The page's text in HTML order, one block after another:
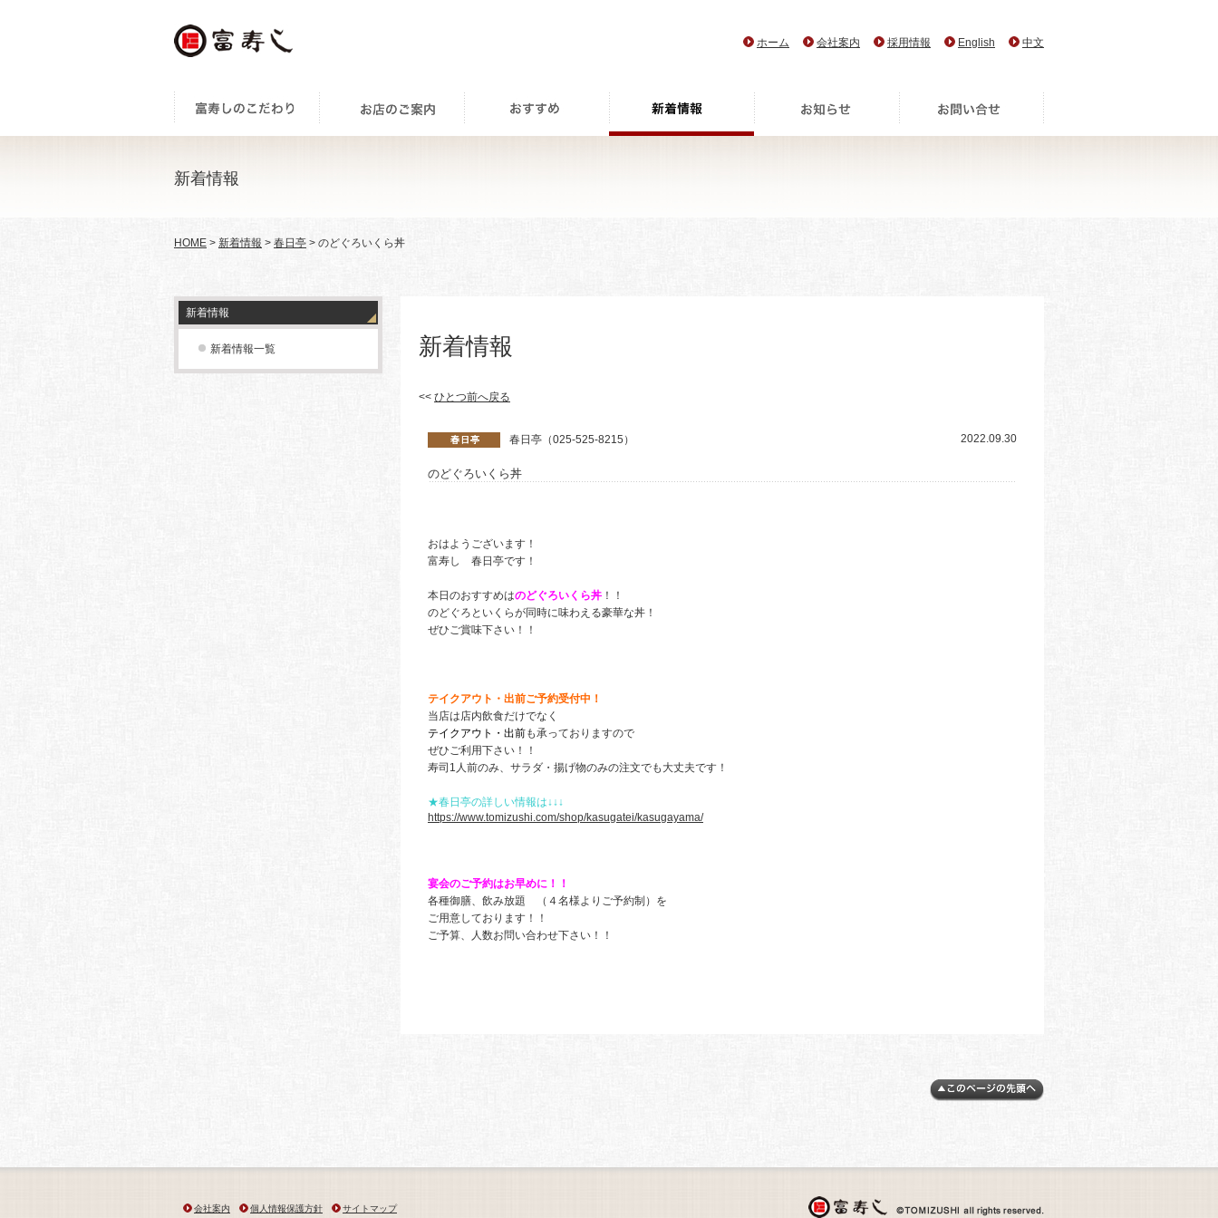
ホーム 会社案内 採用情報 English 中文
新着情報
HOME > 新着情報 > 春日亭 > のどぐろいくら丼
新着情報
新着情報一覧 新着情報
<< ひとつ前へ戻る
春日亭（025-525-8215） 2022.09.30
のどぐろいくら丼
おはようございます！
富寿し 春日亭です！
本日のおすすめはのどぐろいくら丼 ！！
のどぐろといくらが同時に味わえる豪華な丼！
ぜひご賞味下さい！！
テイクアウト・出前ご予約受付中！
当店は店内飲食だけでなく
テイクアウト・出前も承っておりますので
ぜひご利用下さい！！
寿司1人前のみ、サラダ・揚げ物のみの注文でも大丈夫です！
★春日亭の詳しい情報は↓↓↓
https://www.tomizushi.com/shop/kasugatei/kasugayama/
宴会のご予約はお早めに！！
各種御膳、飲み放題 （４名様よりご予約制）を
ご用意しております！！
ご予算、人数お問い合わせ下さい！！
会社案内 個人情報保護方針 サイトマップ